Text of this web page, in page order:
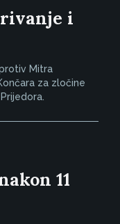
i
Mitra
za zločine
11